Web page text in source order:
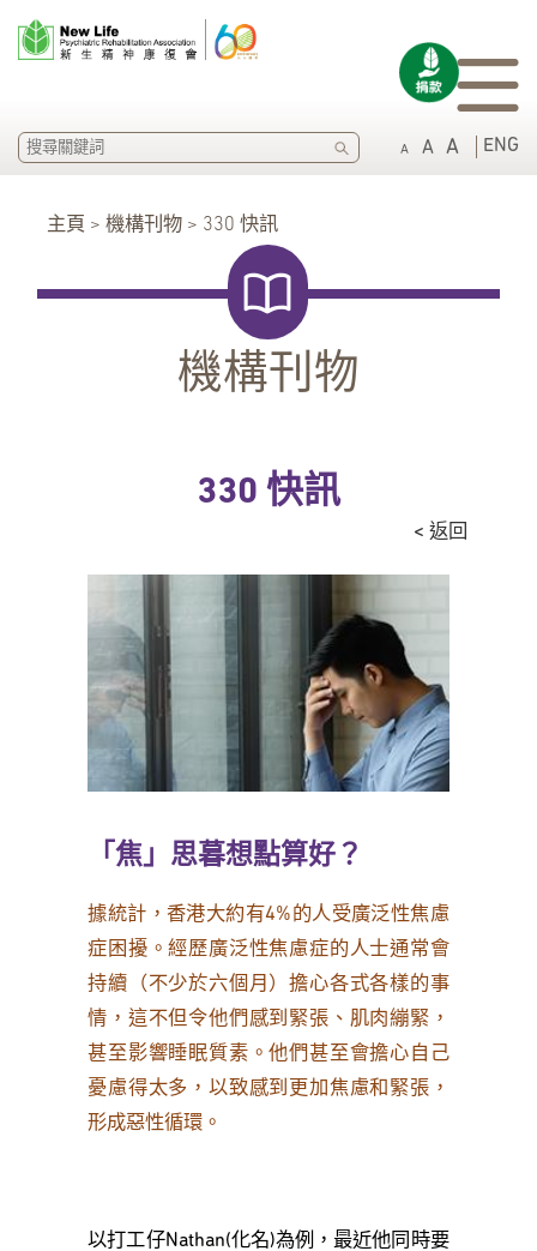
A A A ENG
SEARCH
主頁 > 機構刊物 > 330 快訊
機構刊物
330 快訊
< 返回
「焦」思暮想點算好？
據統計，香港大約有4%的人受廣泛性焦慮
症困擾。經歷廣泛性焦慮症的人士通常會
持續（不少於六個月）擔心各式各樣的事
情，這不但令他們感到緊張、肌肉繃緊，
甚至影響睡眠質素。他們甚至會擔心自己
憂慮得太多，以致感到更加焦慮和緊張，
形成惡性循環。
以打工仔Nathan(化名)為例，最近他同時要